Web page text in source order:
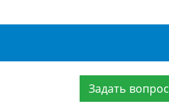
Задать вопрос